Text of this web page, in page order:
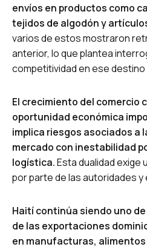
envíos en productos como
tejidos de algodón y
varios de estos mostraron
anterior, lo que plantea
competitividad en ese
El crecimiento del comercio
oportunidad económica
implica riesgos asociados a
mercado con inestabilidad
logística.Esta dualidad exige
por parte de las autoridades
Haití continúa siendo uno
de las exportaciones
en manufacturas,